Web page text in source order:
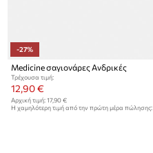
-27%
Medicine σαγιονάρες Ανδρικές
Τρέχουσα τιμή:
12,90 €
Αρχική τιμή: 17,90 €
Η χαμηλότερη τιμή από την πρώτη μέρα πώλησης: